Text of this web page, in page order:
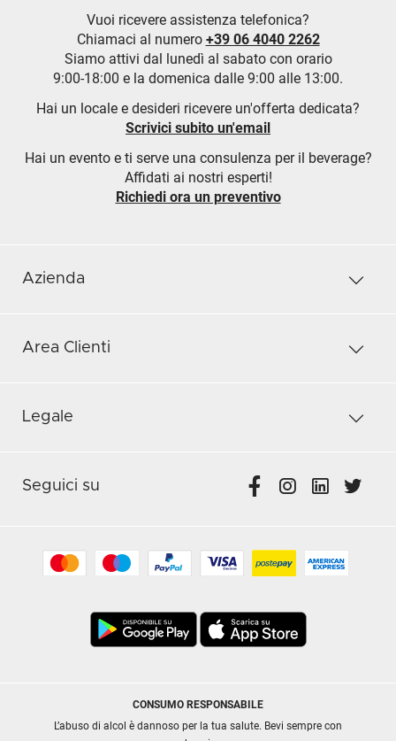
Vuoi ricevere assistenza telefonica?
Chiamaci al numero +39 06 4040 2262
Siamo attivi dal lunedì al sabato con orario
9:00-18:00 e la domenica dalle 9:00 alle 13:00.
Hai un locale e desideri ricevere un'offerta dedicata?
Scrivici subito un'email
Hai un evento e ti serve una consulenza per il beverage?
Affidati ai nostri esperti!
Richiedi ora un preventivo
Azienda
Area Clienti
Legale
Seguici su
CONSUMO RESPONSABILE
L’abuso di alcol è dannoso per la tua salute. Bevi sempre con